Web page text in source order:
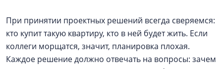
При принятии проектных решений всегда сверяемся:
кто купит такую квартиру, кто в ней будет жить. Если
коллеги морщатся, значит, планировка плохая.
Каждое решение должно отвечать на вопросы: зачем